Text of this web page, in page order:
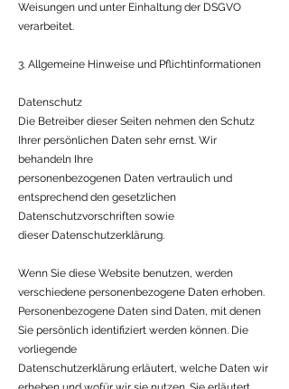
Weisungen und unter Einhaltung der DSGVO
verarbeitet.
3. Allgemeine Hinweise und Pflichtinformationen
Datenschutz
Die Betreiber dieser Seiten nehmen den Schutz
Ihrer persönlichen Daten sehr ernst. Wir
behandeln Ihre
personenbezogenen Daten vertraulich und
entsprechend den gesetzlichen
Datenschutzvorschriften sowie
dieser Datenschutzerklärung.
Wenn Sie diese Website benutzen, werden
verschiedene personenbezogene Daten erhoben.
Personenbezogene Daten sind Daten, mit denen
Sie persönlich identifiziert werden können. Die
vorliegende
Datenschutzerklärung erläutert, welche Daten wir